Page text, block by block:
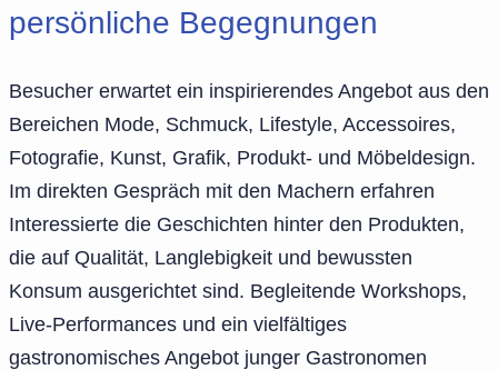
persönliche Begegnungen
Besucher erwartet ein inspirierendes Angebot aus den
Bereichen Mode, Schmuck, Lifestyle, Accessoires,
Fotografie, Kunst, Grafik, Produkt- und Möbeldesign.
Im direkten Gespräch mit den Machern erfahren
Interessierte die Geschichten hinter den Produkten,
die auf Qualität, Langlebigkeit und bewussten
Konsum ausgerichtet sind. Begleitende Workshops,
Live-Performances und ein vielfältiges
gastronomisches Angebot junger Gastronomen